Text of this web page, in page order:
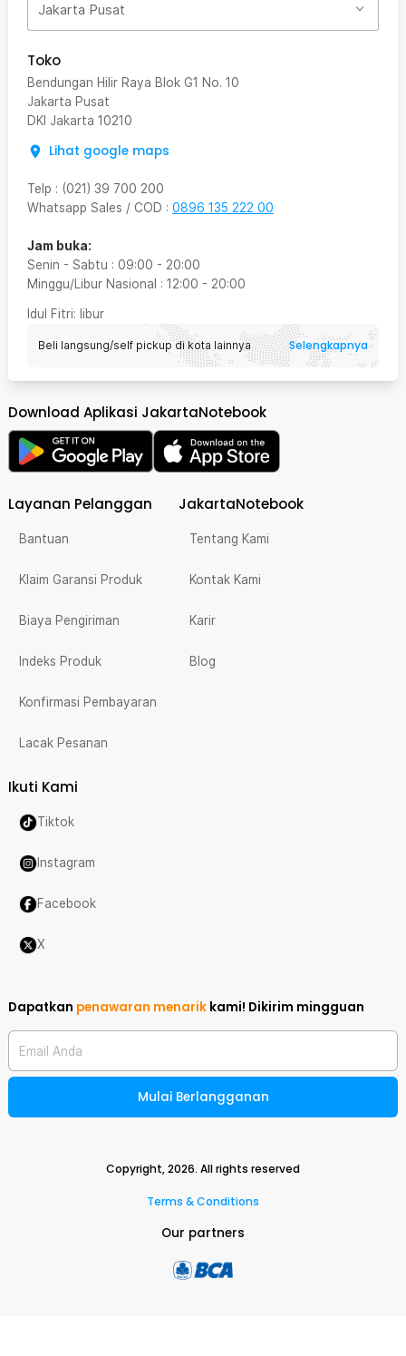
Jakarta Pusat
Toko
Bendungan Hilir Raya Blok G1 No. 10
Jakarta Pusat
DKI Jakarta 10210
Lihat google maps
Telp : (021) 39 700 200
Whatsapp Sales / COD : 0896 135 222 00
Jam buka:
Senin - Sabtu : 09:00 - 20:00
Minggu/Libur Nasional : 12:00 - 20:00
Idul Fitri: libur
Beli langsung/self pickup di kota lainnya Selengkapnya
Download Aplikasi JakartaNotebook
Layanan Pelanggan
Bantuan
Klaim Garansi Produk
Biaya Pengiriman
Indeks Produk
Konfirmasi Pembayaran
Lacak Pesanan
JakartaNotebook
Tentang Kami
Kontak Kami
Karir
Blog
Ikuti Kami
Tiktok
Instagram
Facebook
X
Dapatkan penawaran menarik kami! Dikirim mingguan
Email Anda
Mulai Berlangganan
Copyright,2026. All rights reserved
Terms & Conditions
Our partners